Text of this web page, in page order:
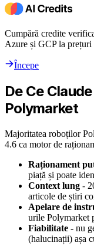
Cumpără credite
Azure și GCP la prețuri
Începe
De Ce
Polymarket
Majoritatea roboților
4.6 ca motor de
Raționament
piață și poate
Context lung -
articole de știri
Apelare de
urile Polymarket
Fiabilitate - nu
(halucinații) așa